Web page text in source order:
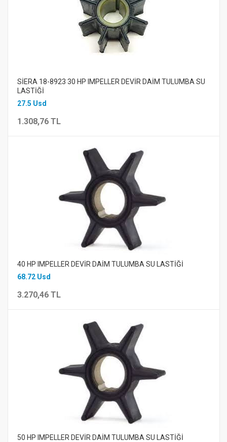
SİERA 18-8923 30 HP IMPELLER DEVİR DAİM TULUMBA SU
LASTİĞİ
27.5 Usd
1.308,76 TL
40 HP IMPELLER DEVİR DAİM TULUMBA SU LASTİĞİ
68.72 Usd
3.270,46 TL
50 HP IMPELLER DEVİR DAİM TULUMBA SU LASTİĞİ